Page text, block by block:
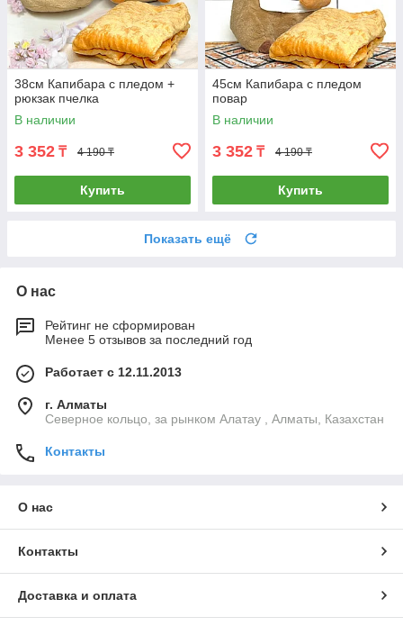
38см Капибара с пледом +
рюкзак пчелка
В наличии
3 352 ₸ 4 190 ₸
Купить
45см Капибара с пледом
повар
В наличии
3 352 ₸ 4 190 ₸
Купить
Показать ещё
О нас
Рейтинг не сформирован
Менее 5 отзывов за последний год
Работает с 12.11.2013
г. Алматы
Северное кольцо, за рынком Алатау , Алматы, Казахстан
Контакты
О нас
Контакты
Доставка и оплата